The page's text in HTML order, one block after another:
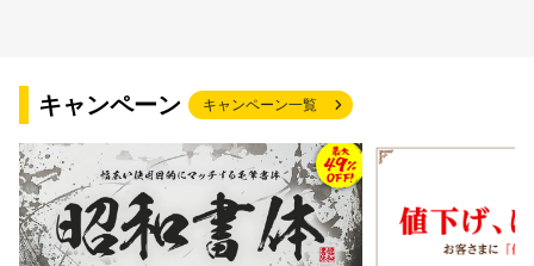
キャンペーン キャンペーン一覧